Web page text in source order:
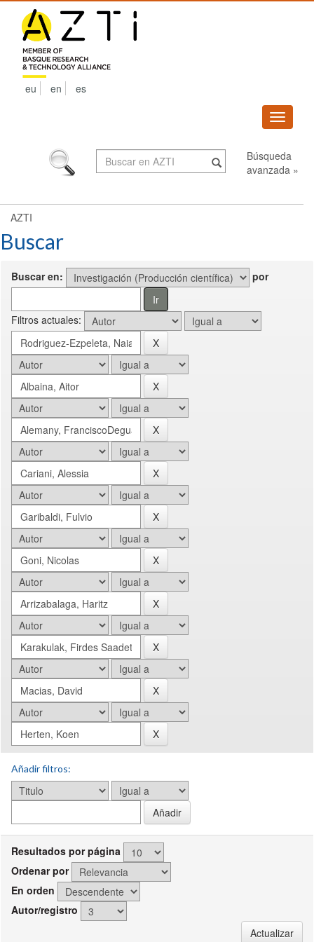
navigation
eu en es
Búsqueda
avanzada »
AZTI
Buscar
Buscar en: por
Filtros actuales:
Añadir filtros:
Resultados por página
Ordenar por
En orden
Autor/registro